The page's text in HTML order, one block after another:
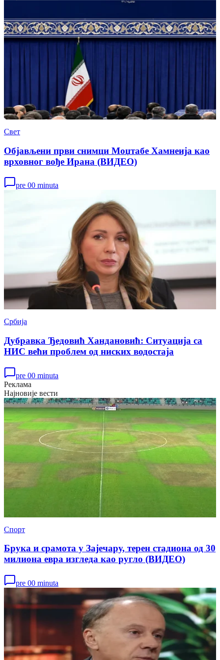
Свет
Објављени први снимци Моџтабе Хамнеија као
врховног вође Ирана (ВИДЕО)
pre 00 minuta
Србија
Дубравка Ђедовић Хандановић: Ситуација са
НИС већи проблем од ниских водостаја
pre 00 minuta
Реклама
Најновије вести
Спорт
Брука и срамота у Зајечару, терен стадиона од 30
милиона евра изгледа као ругло (ВИДЕО)
pre 00 minuta